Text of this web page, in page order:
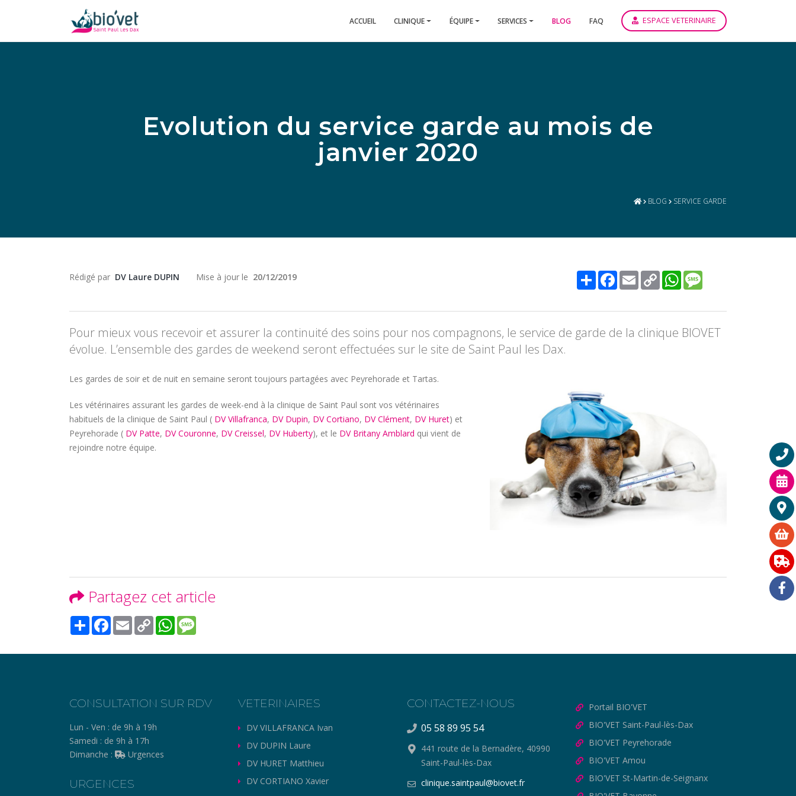
ACCUEIL CLINIQUE ÉQUIPE SERVICES BLOG FAQ ESPACE VETERINAIRE
Evolution du service garde au mois de
janvier 2020
BLOG SERVICE GARDE
Rédigé par DV Laure DUPIN Mise à jour le 20/12/2019 Share Facebook
Email Copy
Link
WhatsApp
Pour mieux vous recevoir et assurer la continuité des soins pour nos compagnons, le service de garde de la clinique BIOVET
évolue. L’ensemble des gardes de weekend seront effectuées sur le site de Saint Paul les Dax.
Les gardes de soir et de nuit en semaine seront toujours partagées avec Peyrehorade et Tartas.
Les vétérinaires assurant les gardes de week-end à la clinique de Saint Paul sont vos vétérinaires
habituels de la clinique de Saint Paul ( DV Villafranca, DV Dupin, DV Cortiano, DV Clément, DV Huret) et
Peyrehorade ( DV Patte, DV Couronne, DV Creissel, DV Huberty), et le DV Britany Amblard qui vient de
rejoindre notre équipe.
Partagez cet article
Share Facebook
Email Copy
Link
WhatsApp
CONSULTATION SUR RDV
Lun - Ven : de 9h à 19h
Samedi : de 9h à 17h
Dimanche :
Urgences
URGENCES
VETERINAIRES
DV VILLAFRANCA Ivan
DV DUPIN Laure
DV HURET Matthieu
DV CORTIANO Xavier
CONTACTEZ-NOUS
05 58 89 95 54
441 route de la Bernadère, 40990
Saint-Paul-lès-Dax
clinique.saintpaul@biovet.fr
Portail BIO'VET
BIO'VET Saint-Paul-lès-Dax
BIO'VET Peyrehorade
BIO'VET Amou
BIO'VET St-Martin-de-Seignanx